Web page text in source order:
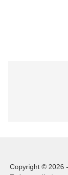
Copyright © 2026